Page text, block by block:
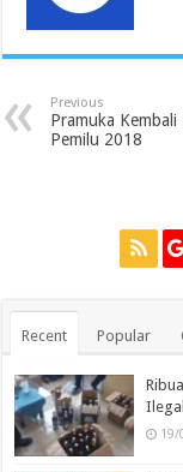
Previous
Pramuka
Pemilu 2018
Recent Popular
19/